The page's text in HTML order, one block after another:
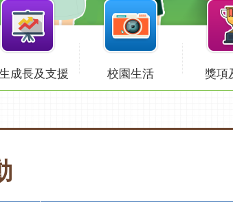
成長及支援 校園生活 獎項